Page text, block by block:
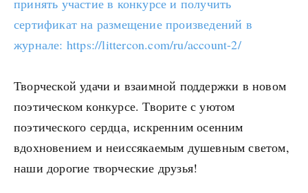
принять участие в конкурсе и получить
сертификат на размещение произведений в
журнале: https://littercon.com/ru/account-2/
Творческой удачи и взаимной поддержки в новом
поэтическом конкурсе. Творите с уютом
поэтического сердца, искренним осенним
вдохновением и неиссякаемым душевным светом,
наши дорогие творческие друзья!